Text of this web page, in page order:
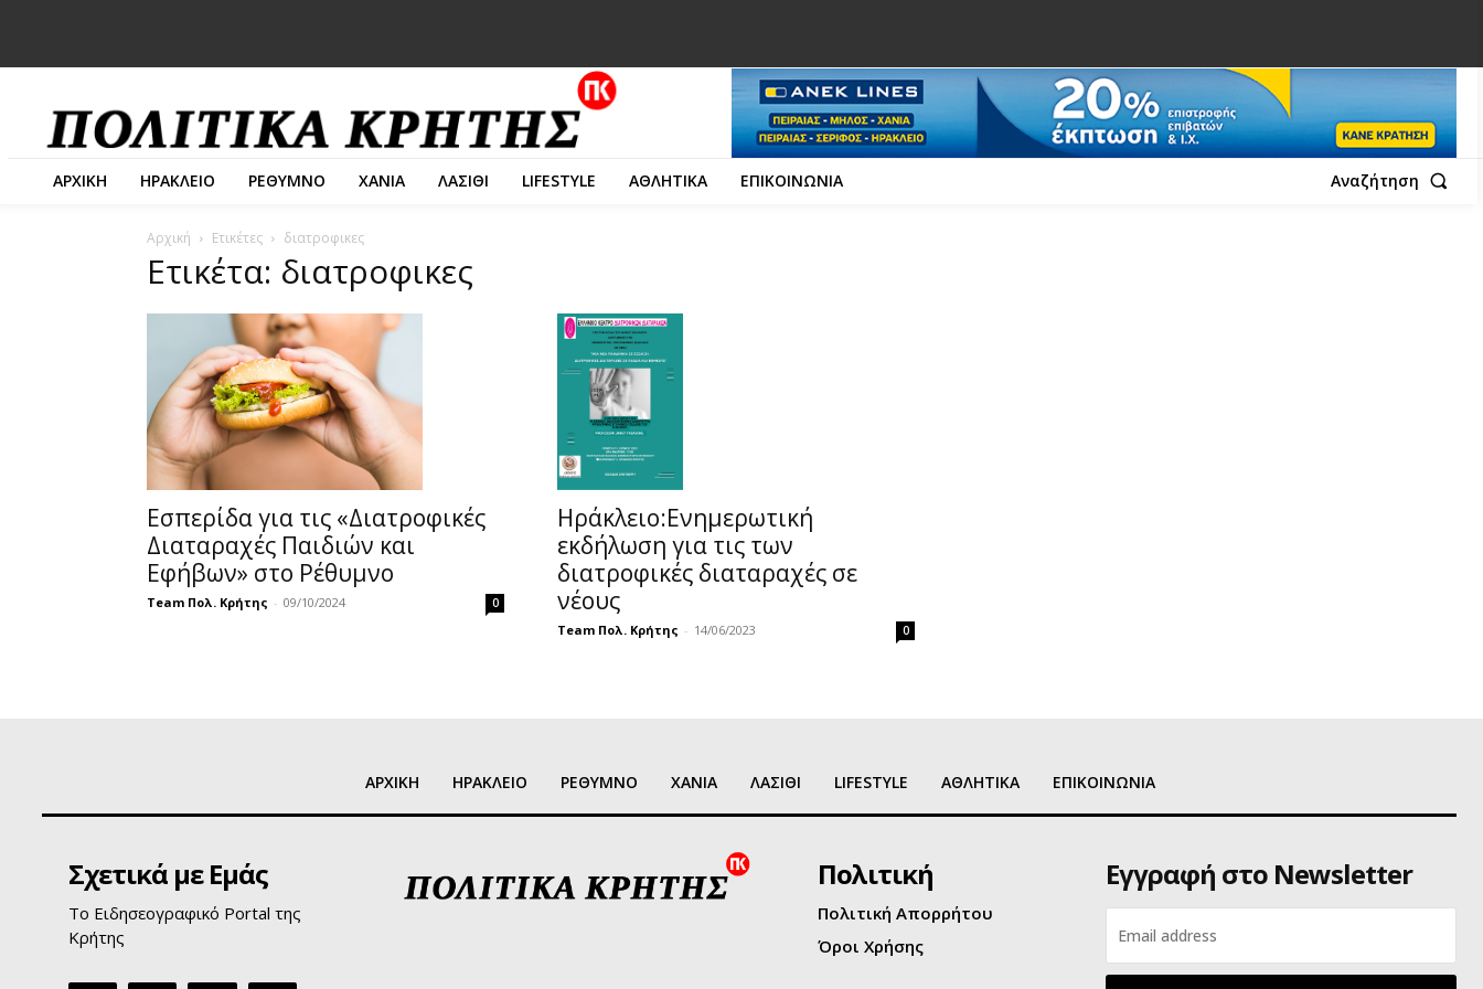
ΑΡΧΙΚΗ ΗΡΑΚΛΕΙΟ ΡΕΘΥΜΝΟ ΧΑΝΙΑ ΛΑΣΙΘΙ LIFESTYLE ΑΘΛΗΤΙΚΑ ΕΠΙΚΟΙΝΩΝΙΑ Αναζήτηση
Αρχική Ετικέτες διατροφικες
Ετικέτα: διατροφικες
Εσπερίδα για τις «Διατροφικές
Διαταραχές Παιδιών και
Εφήβων» στο Ρέθυμνο
Team Πολ. Κρήτης - 09/10/2024 0
Ηράκλειο:Ενημερωτική
εκδήλωση για τις των
διατροφικές διαταραχές σε
νέους
Team Πολ. Κρήτης - 14/06/2023 0
ΑΡΧΙΚΗ ΗΡΑΚΛΕΙΟ ΡΕΘΥΜΝΟ ΧΑΝΙΑ ΛΑΣΙΘΙ LIFESTYLE ΑΘΛΗΤΙΚΑ ΕΠΙΚΟΙΝΩΝΙΑ
Σχετικά με Εμάς
Το Ειδησεογραφικό Portal της
Κρήτης
Πολιτική
Πολιτική Απορρήτου
Όροι Χρήσης
Εγγραφή στο Newsletter